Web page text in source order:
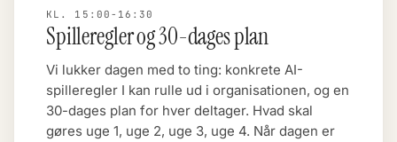
KL. 15:00-16:30
Spilleregler og 30-dages plan
Vi lukker dagen med to ting: konkrete AI-
spilleregler I kan rulle ud i organisationen, og en
30-dages plan for hver deltager. Hvad skal
gøres uge 1, uge 2, uge 3, uge 4. Når dagen er